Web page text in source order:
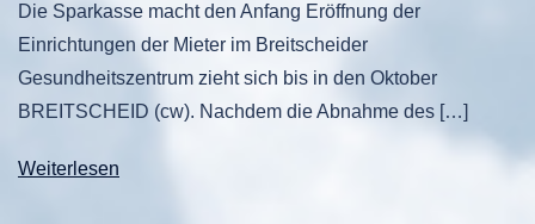
Die Sparkasse macht den Anfang Eröffnung der
Einrichtungen der Mieter im Breitscheider
Gesundheitszentrum zieht sich bis in den Oktober
BREITSCHEID (cw). Nachdem die Abnahme des […]
Weiterlesen